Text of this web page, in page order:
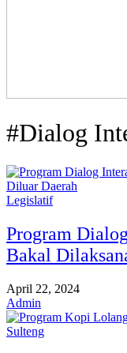
#Dialog
Legislatif
Program
Bakal
April 22, 2024
Admin